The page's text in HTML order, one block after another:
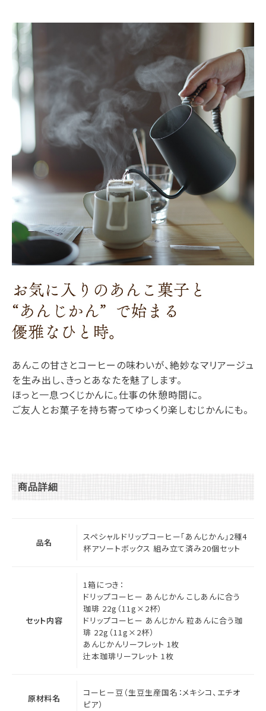
あんこの甘さとコーヒーの味わいが、絶妙なマリアージュ
を生み出し、きっとあなたを魅了します。
ほっと一息つくじかんに。仕事の休憩時間に。
ご友人とお菓子を持ち寄ってゆっくり楽しむじかんにも。
商品詳細
品名
スペシャルドリップコーヒー「あんじかん」2種4
杯アソートボックス 組み立て済み20個セット
セット内容
1箱につき：
ドリップコーヒー あんじかん こしあんに合う
珈琲 22g（11g×2杯）
ドリップコーヒー あんじかん 粒あんに合う珈
琲 22g（11g×2杯）
あんじかんリーフレット 1枚
辻本珈琲リーフレット 1枚
原材料名
コーヒー豆（生豆生産国名：メキシコ、エチオ
ピア）